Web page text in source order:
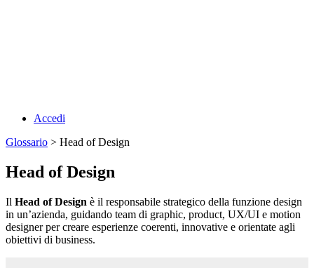
Accedi
Glossario > Head of Design
Head of Design
Il Head of Design è il responsabile strategico della funzione design
in un’azienda, guidando team di graphic, product, UX/UI e motion
designer per creare esperienze coerenti, innovative e orientate agli
obiettivi di business.